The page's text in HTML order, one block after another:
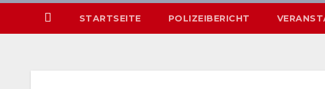
STARTSEITE POLIZEIBERICHT